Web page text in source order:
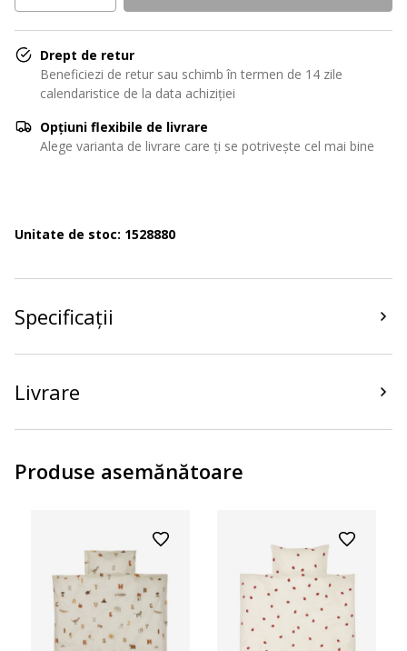
Drept de retur
Beneficiezi de retur sau schimb în termen de 14 zile
calendaristice de la data achiziției
Opțiuni flexibile de livrare
Alege varianta de livrare care ți se potrivește cel mai bine
Unitate de stoc: 1528880
Specificații
Livrare
Produse asemănătoare